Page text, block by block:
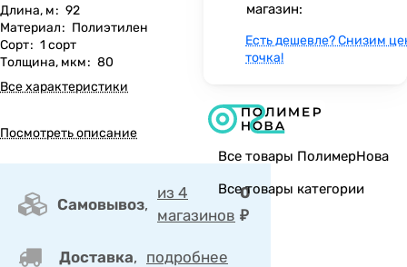
Длина, м: 92
Материал: Полиэтилен
Сорт: 1 сорт
Толщина, мкм: 80
Все характеристики
Посмотреть описание
Самовывоз,
из 4
магазинов
0
₽
Доставка, подробнее
магазин:
Есть дешевле? Снизим
точка!
Все товары ПолимерНова
Все товары категории